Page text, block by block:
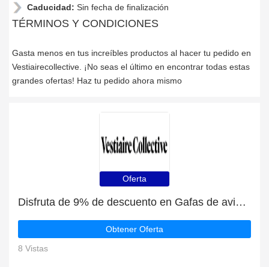
Caducidad: Sin fecha de finalización
TÉRMINOS Y CONDICIONES
Gasta menos en tus increíbles productos al hacer tu pedido en
Vestiairecollective. ¡No seas el último en encontrar todas estas
grandes ofertas! Haz tu pedido ahora mismo
Oferta
Disfruta de 9% de descuento en Gafas de aviador Aviator Ray-Ban | caduca pronto
Obtener Oferta
8 Vistas